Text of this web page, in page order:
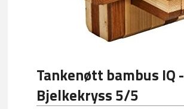
Tankenøtt bambus IQ -
Bjelkekryss 5/5